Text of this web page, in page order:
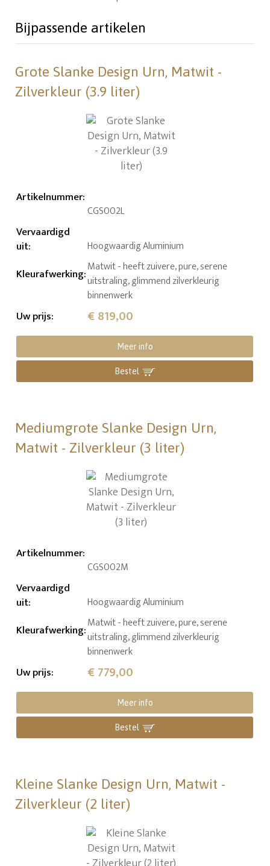
Bijpassende artikelen
Grote Slanke Design Urn, Matwit -
Zilverkleur (3.9 liter)
Artikelnummer:
CGS002L
Vervaardigd
uit: Hoogwaardig Aluminium
Kleurafwerking:Matwit - heeft zuivere, pure, serene
uitstraling, glimmend zilverkleurig
binnenwerk
Uw prijs: € 819,00
Meer info
Bestel
Mediumgrote Slanke Design Urn,
Matwit - Zilverkleur (3 liter)
Artikelnummer:
CGS002M
Vervaardigd
uit: Hoogwaardig Aluminium
Kleurafwerking:Matwit - heeft zuivere, pure, serene
uitstraling, glimmend zilverkleurig
binnenwerk
Uw prijs: € 779,00
Meer info
Bestel
Kleine Slanke Design Urn, Matwit -
Zilverkleur (2 liter)